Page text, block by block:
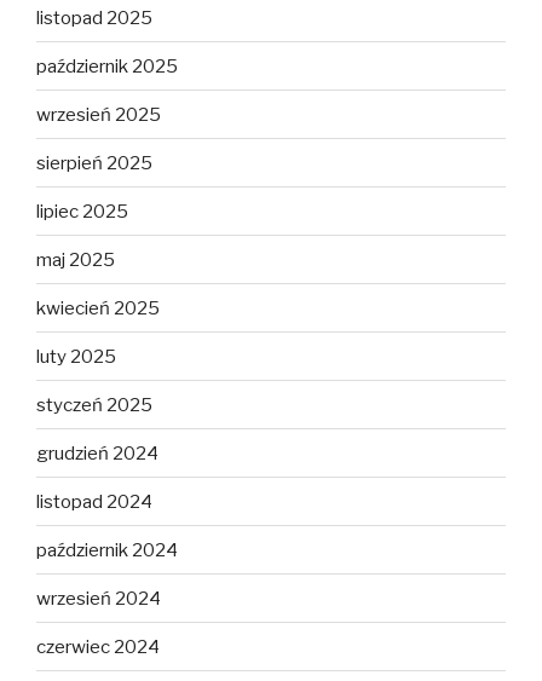
listopad 2025
październik 2025
wrzesień 2025
sierpień 2025
lipiec 2025
maj 2025
kwiecień 2025
luty 2025
styczeń 2025
grudzień 2024
listopad 2024
październik 2024
wrzesień 2024
czerwiec 2024